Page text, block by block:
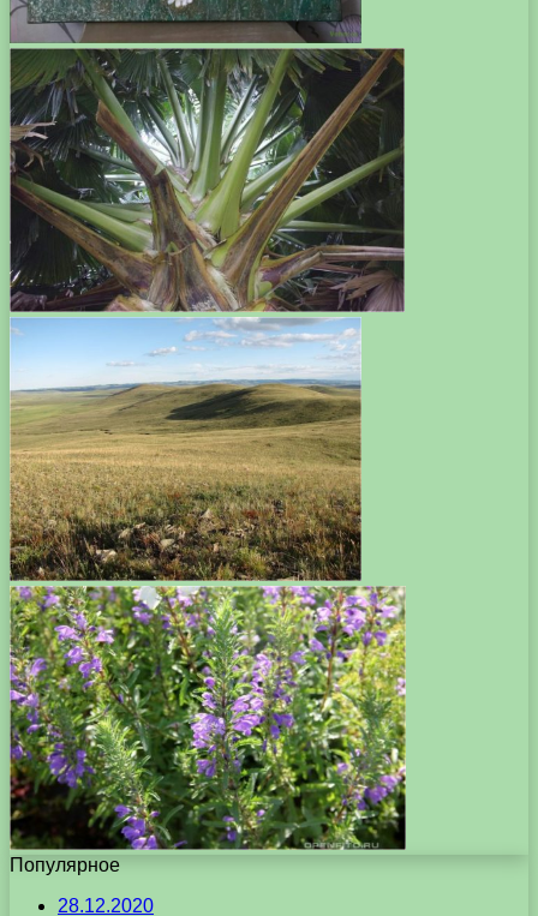
Популярное
28.12.2020